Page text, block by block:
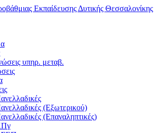
υπηρ. μεταβ.
(Εξωτερικού)
(Επαναληπτικές)